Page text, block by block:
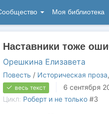
Моя библиотека
Наставники тоже
Орешкина Елизавета
Повесть / Историческая проза,
весь текст 6 сентября
Цикл: Роберт и не только#3